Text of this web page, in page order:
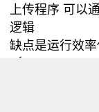
上传程序 可以
逻辑
缺点是运行效